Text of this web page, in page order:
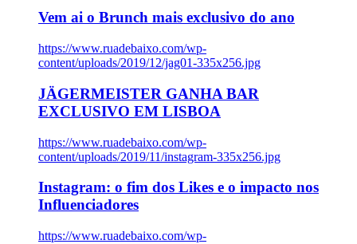
Vem ai o Brunch mais exclusivo do ano
https://www.ruadebaixo.com/wp-
content/uploads/2019/12/jag01-335x256.jpg
JÄGERMEISTER GANHA BAR
EXCLUSIVO EM LISBOA
https://www.ruadebaixo.com/wp-
content/uploads/2019/11/instagram-335x256.jpg
Instagram: o fim dos Likes e o impacto nos
Influenciadores
https://www.ruadebaixo.com/wp-